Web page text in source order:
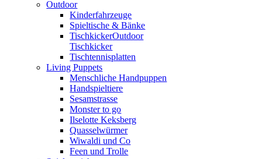
Outdoor
Kinderfahrzeuge
Spieltische & Bänke
TischkickerOutdoor
Tischkicker
Tischtennisplatten
Living Puppets
Menschliche Handpuppen
Handspieltiere
Sesamstrasse
Monster to go
Ilselotte Keksberg
Quasselwürmer
Wiwaldi und Co
Feen und Trolle